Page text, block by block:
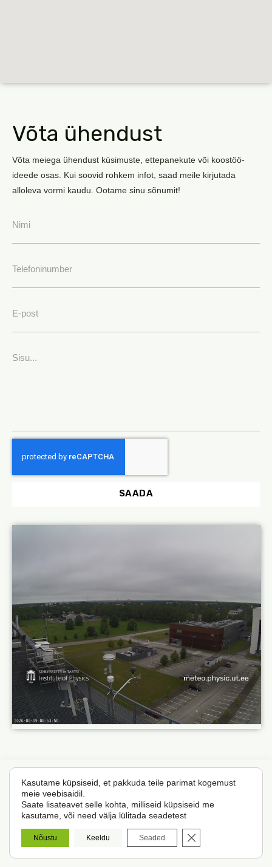
Võta ühendust
Võta meiega ühendust küsimuste, ettepanekute või koostöö-
ideede osas. Kui soovid rohkem infot, saad meile kirjutada
alloleva vormi kaudu. Ootame sinu sõnumit!
SAADA
© 2026 TÜ kliimauuringute keskus
Kasutame küpsiseid, et pakkuda teile parimat kogemust
meie veebisaidil.
Saate lisateavet selle kohta, milliseid küpsiseid me
kasutame, või need välja lülitada seadetest
Nõustu Keeldu Seaded CLOSE GDPR